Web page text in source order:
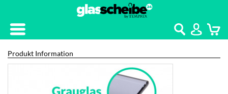
Produkt Information